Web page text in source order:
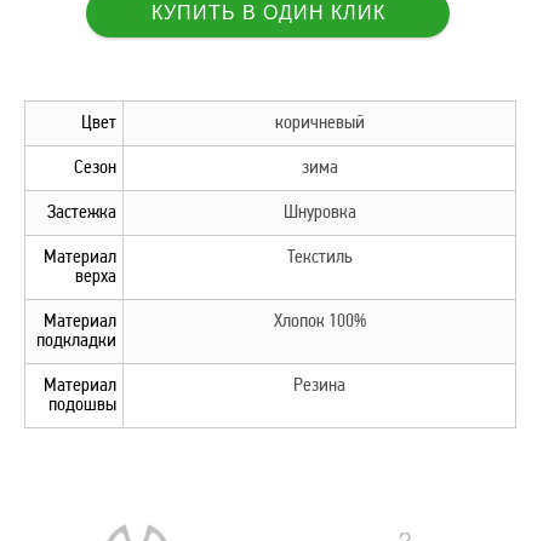
Цвет коричневый
Сезон зима
Застежка Шнуровка
Материал
верха
Текстиль
Материал
подкладки
Хлопок 100%
Материал
подошвы
Резина